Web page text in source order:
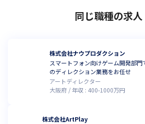
同じ職種の求人
株式会社ナウプロダクション
スマートフォン向けゲーム開発部
のディレクション業務をお任せ
アートディレクター
大阪府
年収 : 400-1000万円
株式会社ArtPlay